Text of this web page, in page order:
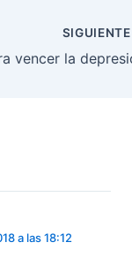
vencer la
a las 18:12